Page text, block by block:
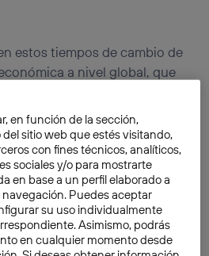
estos tiempos de cambio de
a nivel global, que
ofrecer nuevos productos y
nichos de mercado
los negocios actuales de la
ejemplo de este cambio de
más punteras y, lejos
los móviles y los dispositivos
recientemente los derechos
se patenta elprimer
en función de la sección,
sitio web que estés visitando,
con fines técnicos, analíticos,
sociales y/o para mostrarte
en base a un perfil elaborado a
Puedes aceptar
su uso individualmente
Asimismo, podrás
en cualquier momento desde